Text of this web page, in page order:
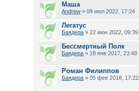
Маша
Andrew » 09 июл 2022, 17:24
Легатус
Баядера » 22 июн 2022, 09:39
Бессмертный Полк
Баядера » 18 янв 2017, 23:49
Роман Филиппов
Баядера » 05 фев 2018, 17:22